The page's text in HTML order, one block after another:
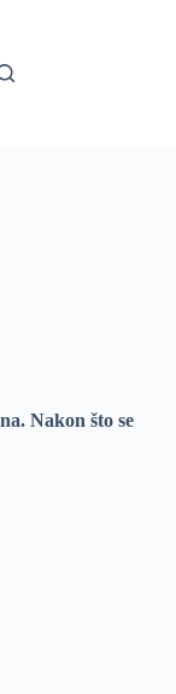
Nakon što se